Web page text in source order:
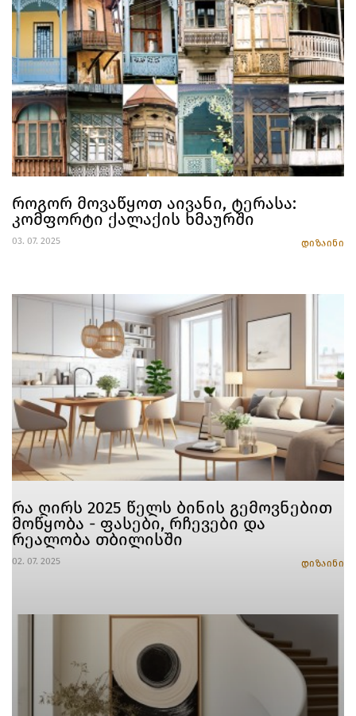
როგორ მოვაწყოთ აივანი, ტერასა:
კომფორტი ქალაქის ხმაურში
03. 07. 2025 დიზაინი
რა ღირს 2025 წელს ბინის გემოვნებით
მოწყობა - ფასები, რჩევები და
რეალობა თბილისში
02. 07. 2025 დიზაინი